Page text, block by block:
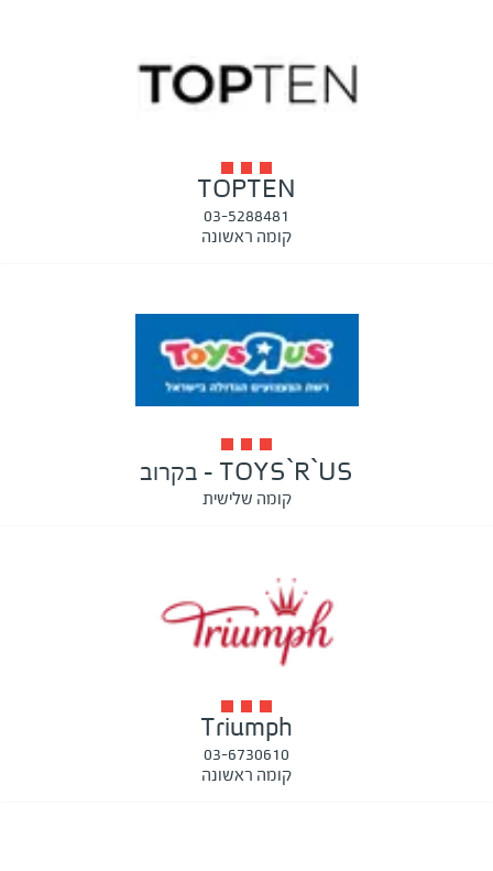
TOPTEN
03-5288481
קומה ראשונה
TOYS`R`US - בקרוב
קומה שלישית
Triumph
03-6730610
קומה ראשונה